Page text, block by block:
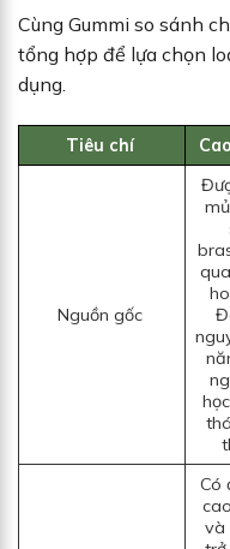
Cùng Gummi so sánh
tổng hợp để lựa chọn
dụng.
Tiêu chí
Nguồn gốc
Có
và